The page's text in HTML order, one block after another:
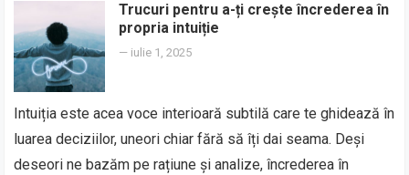
Trucuri pentru a-ți crește încrederea în
propria intuiție
— iulie 1, 2025
Intuiția este acea voce interioară subtilă care te ghidează în
luarea deciziilor, uneori chiar fără să îți dai seama. Deși
deseori ne bazăm pe rațiune și analize, încrederea în